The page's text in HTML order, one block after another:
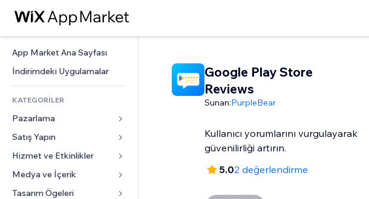
App Market Ana Sayfası
İndirimdeki Uygulamalar
KATEGORİLER
Pazarlama
Reklamlar
Mobil
Site Analizleri
Sosyal Ağ
Satış Yapın
Mağazalar için uygulamalar
Gönderim ve Teslimat
Satış Düğmeleri
Hizmet ve Etkinlikler
Oteller
Etkinlikler
Medya ve İçerik
Galeri
Tasarım Ögeleri
Google Play Store
Reviews
Sunan:PurpleBear
Kullanıcı yorumlarını vurgulayarak
güvenilirliği artırın.
5.02 değerlendirme